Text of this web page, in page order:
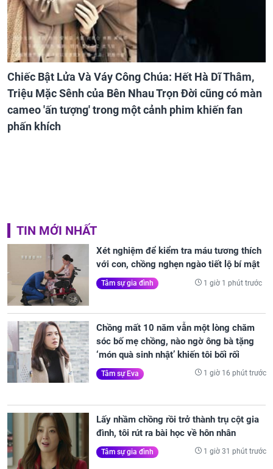
Chiếc Bật Lửa Và Váy Công Chúa: Hết Hà Dĩ Thâm,
Triệu Mặc Sênh của Bên Nhau Trọn Đời cũng có màn
cameo 'ấn tượng' trong một cảnh phim khiến fan
phấn khích
TIN MỚI NHẤT
Xét nghiệm để kiểm tra máu tương thích
với con, chồng nghẹn ngào tiết lộ bí mật
Tâm sự gia đình 1 giờ 1 phút trước
Chồng mất 10 năm vẫn một lòng chăm
sóc bố mẹ chồng, nào ngờ ông bà tặng
‘món quà sinh nhật’ khiến tôi bối rối
Tâm sự Eva 1 giờ 16 phút trước
Lấy nhầm chồng rồi trở thành trụ cột gia
đình, tôi rút ra bài học về hôn nhân
Tâm sự gia đình 1 giờ 31 phút trước